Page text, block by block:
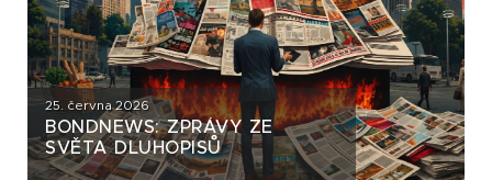
25. června 2026
BONDNEWS: ZPRÁVY ZE
SVĚTA DLUHOPISŮ